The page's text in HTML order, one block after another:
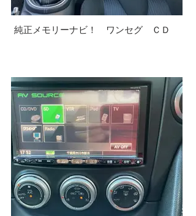
純正メモリーナビ！ ワンセグ ＣＤ